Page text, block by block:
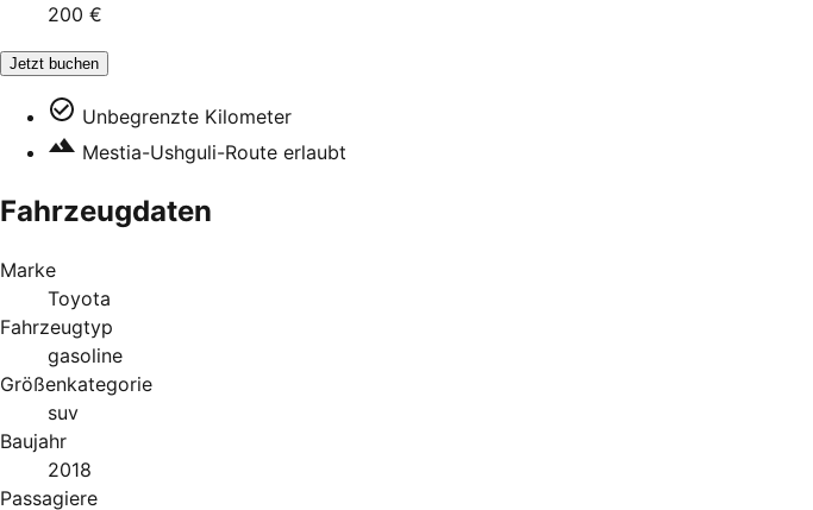
200 €
Jetzt buchen
Unbegrenzte Kilometer
Mestia-Ushguli-Route erlaubt
Fahrzeugdaten
Marke
Toyota
Fahrzeugtyp
gasoline
Größenkategorie
suv
Baujahr
2018
Passagiere